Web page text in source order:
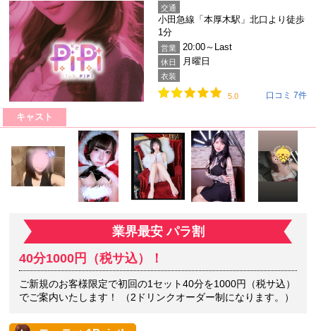
交通
小田急線「本厚木駅」北口より徒歩
1分
営業 20:00～Last
休日 月曜日
衣装
5.0 口コミ 7件
キャスト
業界最安 パラ割
40分1000円（税サ込）！
ご新規のお客様限定で初回の1セット40分を1000円（税サ込）
でご案内いたします！ （2ドリンクオーダー制になります。）